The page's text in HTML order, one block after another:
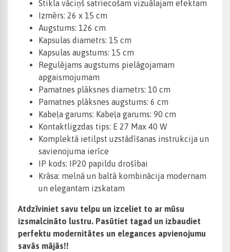
Stikla vāciņš satriecošam vizuālajam efektam
Izmērs: 26 x 15 cm
Augstums: 126 cm
Kapsulas diametrs: 15 cm
Kapsulas augstums: 15 cm
Regulējams augstums pielāgojamam
apgaismojumam
Pamatnes plāksnes diametrs: 10 cm
Pamatnes plāksnes augstums: 6 cm
Kabeļa garums: Kabeļa garums: 90 cm
Kontaktligzdas tips: E 27 Max 40 W
Komplektā ietilpst uzstādīšanas instrukcija un
savienojuma ierīce
IP kods: IP20 papildu drošībai
Krāsa: melnā un baltā kombinācija modernam
un elegantam izskatam
Atdzīviniet savu telpu un izceliet to ar mūsu
izsmalcināto lustru. Pasūtiet tagad un izbaudiet
perfektu modernitātes un elegances apvienojumu
savās mājās!!